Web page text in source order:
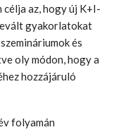
az, hogy új K+I-
gyakorlatokat
és
oly módon, hogy a
hozzájáruló
folyamán